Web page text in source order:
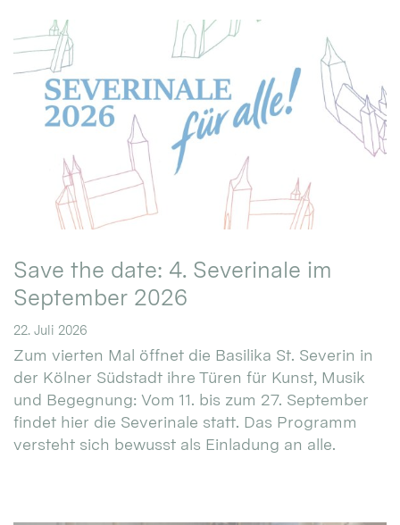
Save the date: 4. Severinale im
September 2026
22. Juli 2026
Zum vierten Mal öffnet die Basilika St. Severin in
der Kölner Südstadt ihre Türen für Kunst, Musik
und Begegnung: Vom 11. bis zum 27. September
findet hier die Severinale statt. Das Programm
versteht sich bewusst als Einladung an alle.